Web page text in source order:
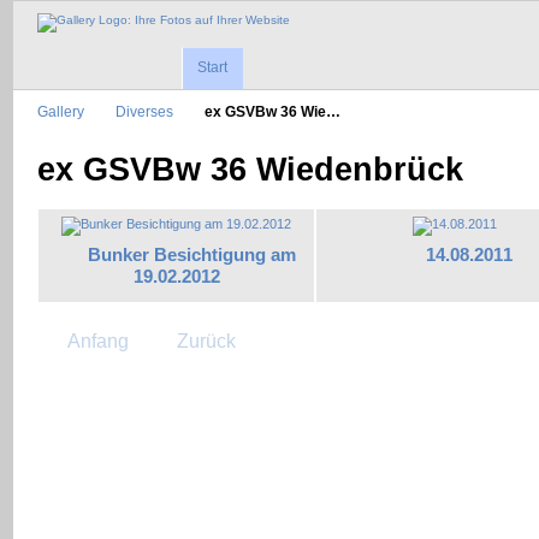
Start
Gallery Diverses ex GSVBw 36 Wie…
ex GSVBw 36 Wiedenbrück
Bunker Besichtigung am
19.02.2012
14.08.2011
Anfang Zurück